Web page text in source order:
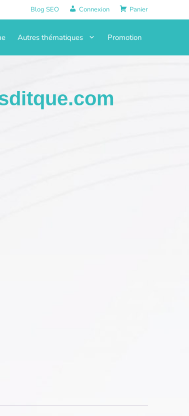
Blog SEO Connexion Panier
Autres thématiques Promotion